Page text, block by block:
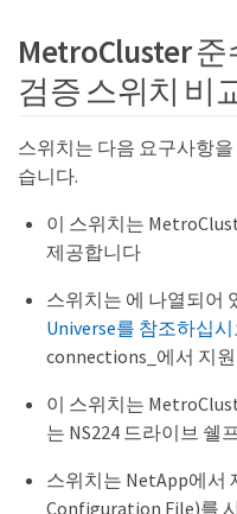
MetroCluster
검증 스위치 비
스위치는 다음 요구사항
습니다.
이 스위치는
제공합니다
스위치는 에 나열되어
Universe를 참조하십
connections_에서 지
이 스위치는
는 NS224 드라이브 쉘
스위치는 NetApp에서
Configuration File)를